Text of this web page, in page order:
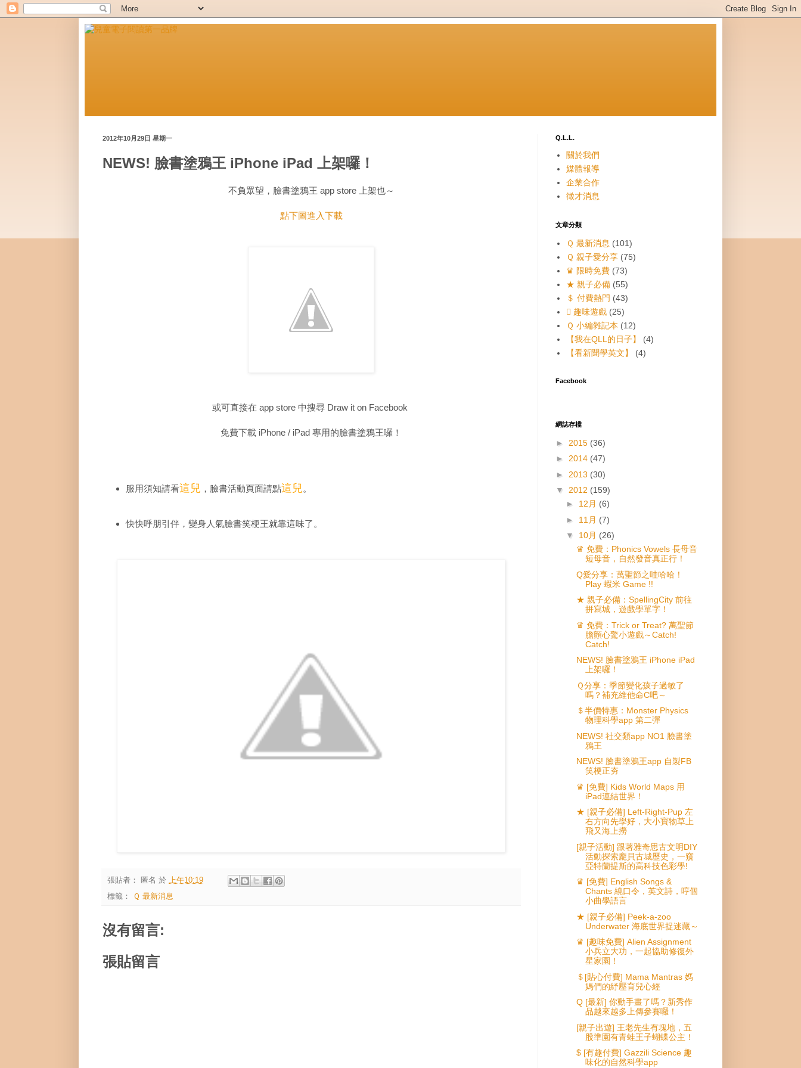
2012年10月29日 星期一
NEWS! 臉書塗鴉王 iPhone iPad 上架囉！
不負眾望，臉書塗鴉王 app store 上架也～
點下圖進入下載
或可直接在 app store 中搜尋 Draw it on Facebook
免費下載 iPhone / iPad 專用的臉書塗鴉王囉！
服用須知請看這兒 ，臉書活動頁面請點這兒。
快快呼朋引伴，變身人氣臉書笑梗王就靠這味了。
張貼者： 匿名 於 上午10:19
標籤：
Ｑ 最新消息
沒有留言:
張貼留言
Q.L.L.
關於我們
媒體報導
企業合作
徵才消息
文章分類
Ｑ 最新消息 (101)
Ｑ 親子愛分享 (75)
♛ 限時免費 (73)
★ 親子必備 (55)
＄ 付費熱門 (43)
 趣味遊戲 (25)
Ｑ 小編雜記本 (12)
【我在QLL的日子】
(4)
【看新聞學英文】
(4)
Facebook
網誌存檔
► 2015 (36)
► 2014 (47)
► 2013 (30)
▼ 2012 (159)
► 12月 (6)
► 11月 (7)
▼ 10月 (26)
♛ 免費：Phonics Vowels 長母音
短母音，自然發音真正行！
Q愛分享：萬聖節之哇哈哈！
Play 蝦米 Game !!
★ 親子必備：SpellingCity 前往
拼寫城，遊戲學單字！
♛ 免費：Trick or Treat? 萬聖節
膽顫心驚小遊戲～Catch!
Catch!
NEWS! 臉書塗鴉王 iPhone iPad
上架囉！
Ｑ分享：季節變化孩子過敏了
嗎？補充維他命C吧～
＄半價特惠：Monster Physics
物理科學app 第二彈
NEWS! 社交類app NO1 臉書塗
鴉王
NEWS! 臉書塗鴉王app 自製FB
笑梗正夯
♛ [免費] Kids World Maps 用
iPad連結世界！
★ [親子必備] Left-Right-Pup 左
右方向先學好，大小寶物草上
飛又海上撈
[親子活動] 跟著雅奇思古文明DIY
活動探索龐貝古城歷史，一窺
亞特蘭提斯的高科技色彩學!
♛ [免費] English Songs &
Chants 繞口令，英文詩，哼個
小曲學語言
★ [親子必備] Peek-a-zoo
Underwater 海底世界捉迷藏～
♛ [趣味免費] Alien Assignment
小兵立大功，一起協助修復外
星家園！
＄[貼心付費] Mama Mantras 媽
媽們的紓壓育兒心經
Q [最新] 你動手畫了嗎？新秀作
品越來越多上傳參賽囉！
[親子出遊] 王老先生有塊地，五
股準園有青蛙王子蝴蝶公主！
$ [有趣付費] Gazzili Science 趣
味化的自然科學app